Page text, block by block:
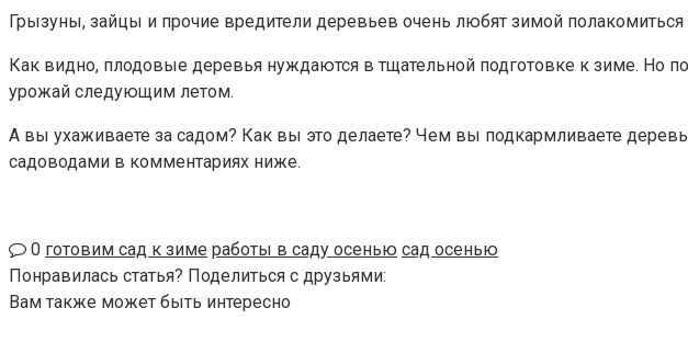
Грызуны, зайцы и прочие вредители деревьев очень любят зимой
Как видно, плодовые деревья нуждаются в тщательной подготовке к зиме. Но
урожай следующим летом.
А вы ухаживаете за садом? Как вы это делаете? Чем вы подкармливаете
садоводами в комментариях ниже.
0 готовим сад к зиме работы в саду осенью сад осенью
Понравилась статья? Поделиться с друзьями:
Вам также может быть интересно